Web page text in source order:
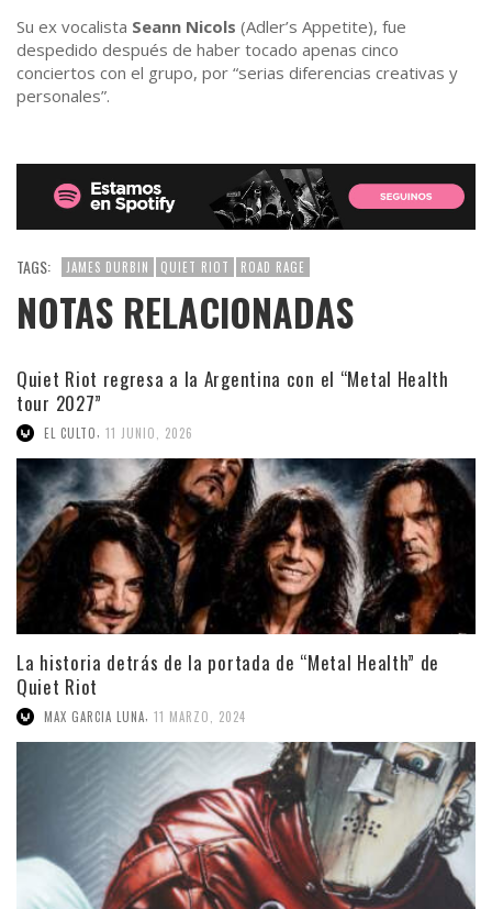
Su ex vocalista Seann Nicols (Adler’s Appetite), fue
despedido después de haber tocado apenas cinco
conciertos con el grupo, por “serias diferencias creativas y
personales”.
TAGS: JAMES DURBIN QUIET RIOT ROAD RAGE
NOTAS RELACIONADAS
Quiet Riot regresa a la Argentina con el “Metal Health
tour 2027”
EL CULTO, 11 JUNIO, 2026
La historia detrás de la portada de “Metal Health” de
Quiet Riot
MAX GARCIA LUNA 11 MARZO, 2024